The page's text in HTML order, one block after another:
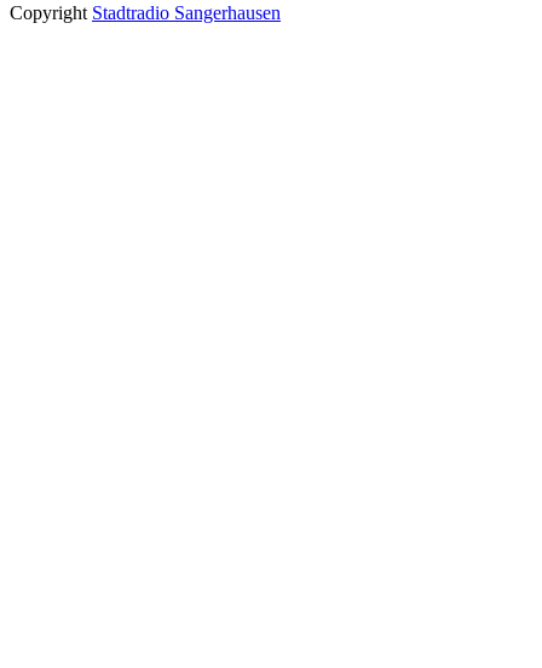
Copyright Stadtradio Sangerhausen